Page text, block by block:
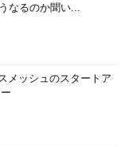
なるのか聞い...
メッシュのスタートア